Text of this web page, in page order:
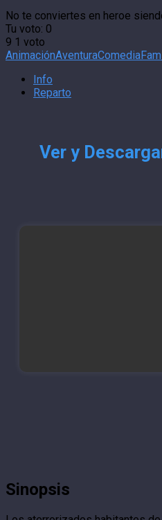
No te conviertes en heroe
Tu voto: 0
9 1 voto
AnimaciónAventuraComedia
Info
Reparto
Ver y
Sinopsis